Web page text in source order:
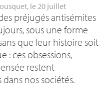
, le 20 juillet
préjugés antisémites
sous une forme
que leur histoire soit
: ces obsessions,
restent
nos sociétés.